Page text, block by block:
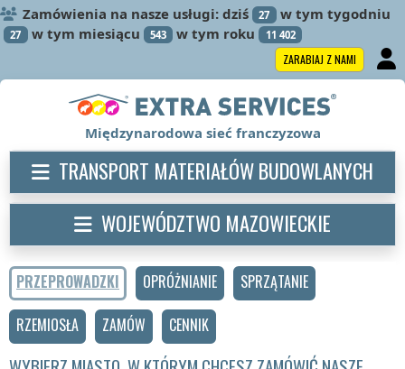
Zamówienia na nasze usługi: dziś 27 w tym tygodniu
27 w tym miesiącu 543 w tym roku 11 402
ZARABIAJ Z NAMI
PRZEPROWADZKI OPRÓŻNIANIE
SPRZĄTANIE
RZEMIOSŁA
ZAMÓW CENNIK
Międzynarodowa sieć franczyzowa
TRANSPORT MATERIAŁÓW BUDOWLANYCH
WOJEWÓDZTWO MAZOWIECKIE